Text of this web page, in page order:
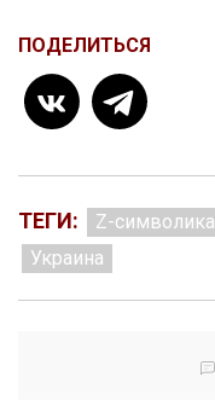
ПОДЕЛИТЬСЯ
ТЕГИ: Z-символика
Украина